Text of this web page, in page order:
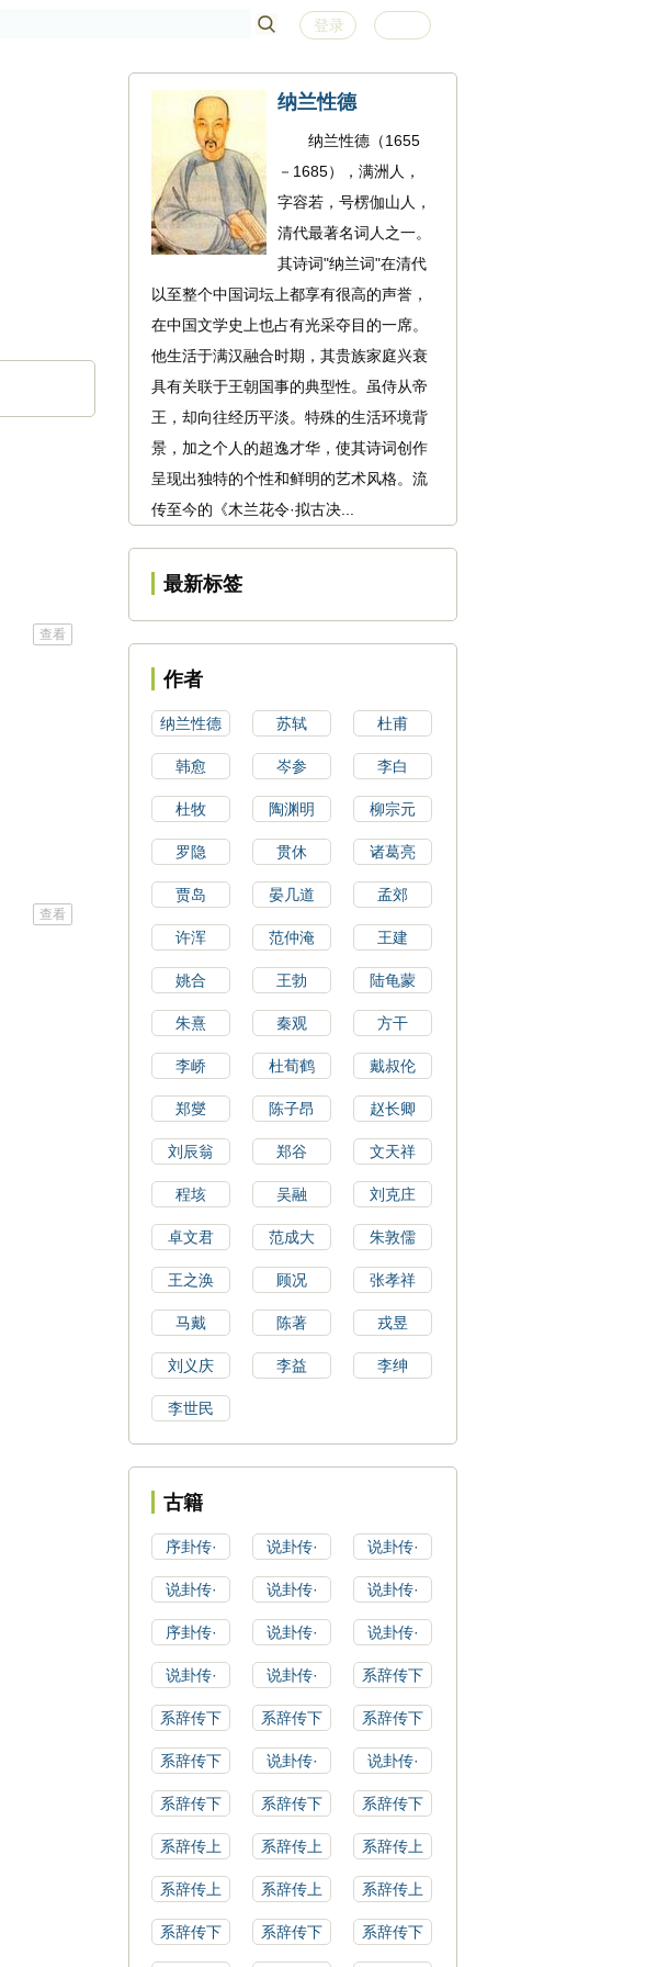
登录
查看
查看
纳兰性德
纳兰性德（1655
－1685），满洲人，
字容若，号楞伽山人，
清代最著名词人之一。
其诗词"纳兰词"在清代
以至整个中国词坛上都享有很高的声誉，
在中国文学史上也占有光采夺目的一席。
他生活于满汉融合时期，其贵族家庭兴衰
具有关联于王朝国事的典型性。虽侍从帝
王，却向往经历平淡。特殊的生活环境背
景，加之个人的超逸才华，使其诗词创作
呈现出独特的个性和鲜明的艺术风格。流
传至今的《木兰花令·拟古决...
最新标签
作者
纳兰性德 苏轼 杜甫
韩愈 岑参 李白
杜牧 陶渊明 柳宗元
罗隐 贯休 诸葛亮
贾岛 晏几道 孟郊
许浑 范仲淹 王建
姚合 王勃 陆龟蒙
朱熹 秦观 方干
李峤 杜荀鹤 戴叔伦
郑燮 陈子昂 赵长卿
刘辰翁 郑谷 文天祥
程垓 吴融 刘克庄
卓文君 范成大 朱敦儒
王之涣 顾况 张孝祥
马戴 陈著 戎昱
刘义庆 李益 李绅
李世民
古籍
序卦传· 说卦传· 说卦传·
说卦传· 说卦传· 说卦传·
序卦传· 说卦传· 说卦传·
说卦传· 说卦传· 系辞传下
系辞传下 系辞传下 系辞传下
系辞传下 说卦传· 说卦传·
系辞传下 系辞传下 系辞传下
系辞传上 系辞传上 系辞传上
系辞传上 系辞传上 系辞传上
系辞传下 系辞传下 系辞传下